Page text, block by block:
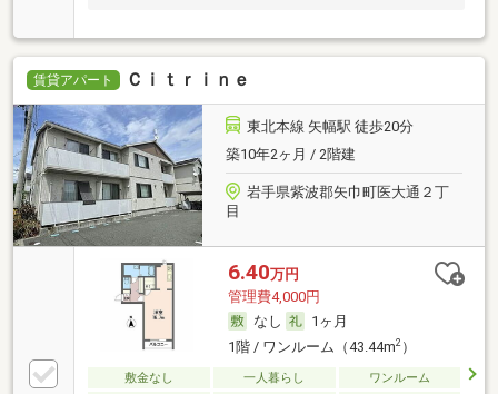
賃貸アパート Ｃｉｔｒｉｎｅ
東北本線 矢幅駅 徒歩20分
築10年2ヶ月 / 2階建
岩手県紫波郡矢巾町医大通２丁
目
6.40万円
管理費4,000円
なし
1ヶ月
1階 / ワンルーム（43.44m2）
敷金なし 一人暮らし
ワンルーム